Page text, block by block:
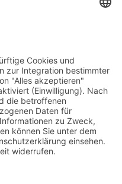
Kinder
für Kinder